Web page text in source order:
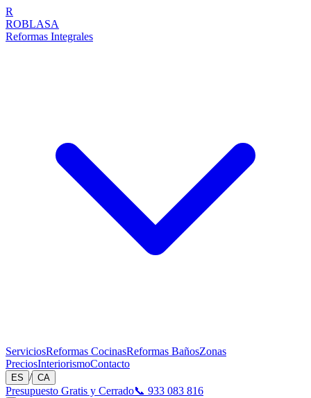
R
ROBLASA
Reformas Integrales
ServiciosReformas CocinasReformas BañosZonas
PreciosInteriorismoContacto
ES / CA
Presupuesto Gratis y Cerrado📞 933 083 816